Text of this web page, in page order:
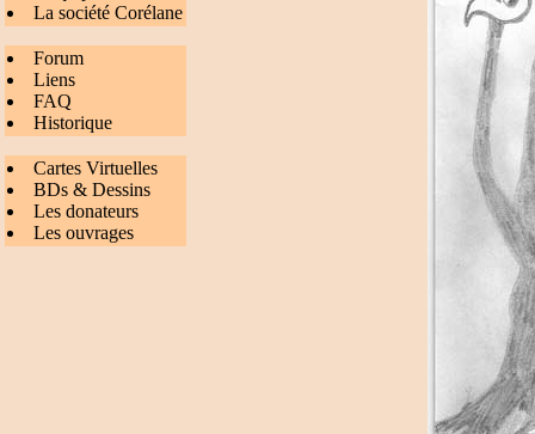
La société Corélane
Forum
Liens
FAQ
Historique
Cartes Virtuelles
BDs & Dessins
Les donateurs
Les ouvrages